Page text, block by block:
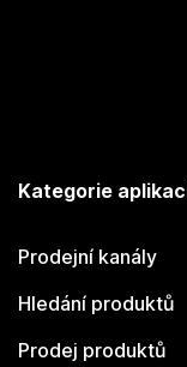
Kategorie
Prodejní kanály
Hledání produktů
Prodej produktů